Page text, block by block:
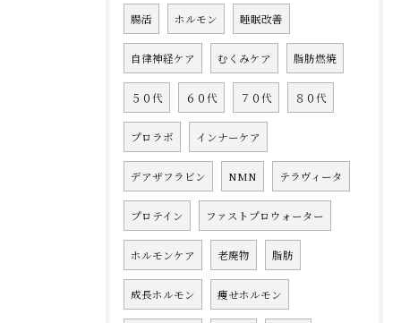
腸活 ホルモン 睡眠改善
自律神経ケア むくみケア 脂肪燃焼
５０代 ６０代 ７０代 ８０代
プロラボ インナーケア
デアザフラビン NMN テラヴィータ
プロテイン ファストプロウォーター
ホルモンケア 老廃物 脂肪
成長ホルモン 痩せホルモン